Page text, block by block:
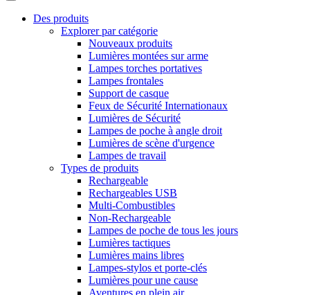
Des produits
Explorer par catégorie
Nouveaux produits
Lumières montées sur arme
Lampes torches portatives
Lampes frontales
Support de casque
Feux de Sécurité Internationaux
Lumières de Sécurité
Lampes de poche à angle droit
Lumières de scène d'urgence
Lampes de travail
Types de produits
Rechargeable
Rechargeables USB
Multi-Combustibles
Non-Rechargeable
Lampes de poche de tous les jours
Lumières tactiques
Lumières mains libres
Lampes-stylos et porte-clés
Lumières pour une cause
Aventures en plein air